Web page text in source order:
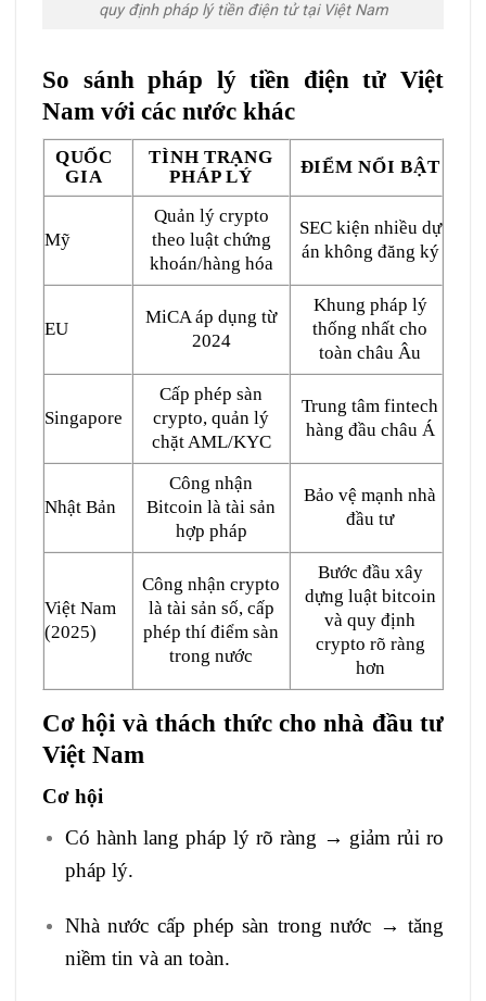
quy định pháp lý tiền điện tử tại Việt Nam
So sánh pháp lý tiền điện tử Việt
Nam với các nước khác
QUỐC
GIA
TÌNH TRẠNG
PHÁP LÝ
ĐIỂM NỔI BẬT
Mỹ
Quản lý crypto
theo luật chứng
khoán/hàng hóa
SEC kiện nhiều dự
án không đăng ký
EU
MiCA áp dụng từ
2024
Khung pháp lý
thống nhất cho
toàn châu Âu
Singapore
Cấp phép sàn
crypto, quản lý
chặt AML/KYC
Trung tâm fintech
hàng đầu châu Á
Nhật Bản
Công nhận
Bitcoin là tài sản
hợp pháp
Bảo vệ mạnh nhà
đầu tư
Việt Nam
(2025)
Công nhận crypto
là tài sản số, cấp
phép thí điểm sàn
trong nước
Bước đầu xây
dựng luật bitcoin
và quy định
crypto rõ ràng
hơn
Cơ hội và thách thức cho nhà đầu tư
Việt Nam
Cơ hội
Có hành lang pháp lý rõ ràng → giảm rủi ro
pháp lý.
Nhà nước cấp phép sàn trong nước → tăng
niềm tin và an toàn.